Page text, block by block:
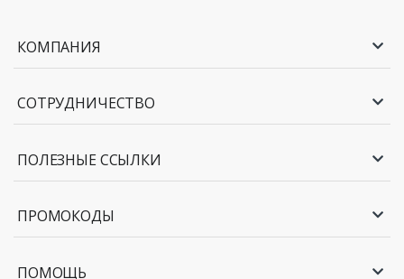
КОМПАНИЯ
СОТРУДНИЧЕСТВО
ПОЛЕЗНЫЕ ССЫЛКИ
ПРОМОКОДЫ
ПОМОЩЬ